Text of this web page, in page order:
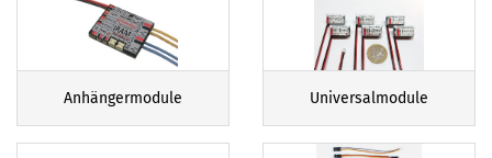
Anhängermodule Universalmodule